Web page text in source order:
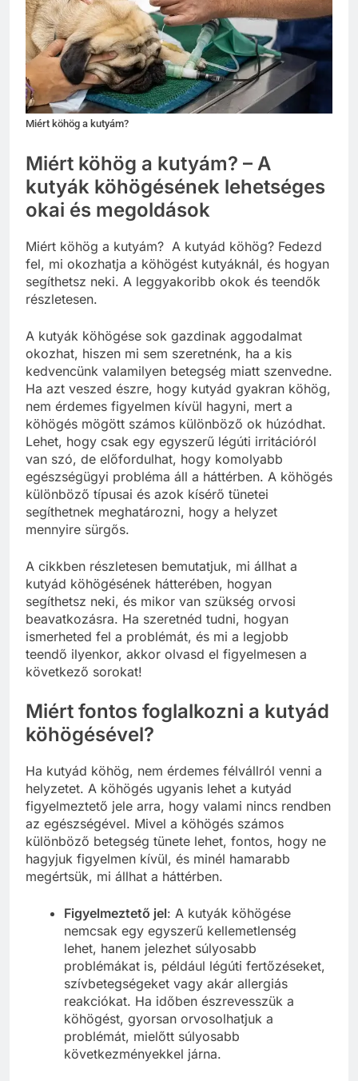
Miért köhög a kutyám?
Miért köhög a kutyám? – A
kutyák köhögésének lehetséges
okai és megoldások
Miért köhög a kutyám? A kutyád köhög? Fedezd
fel, mi okozhatja a köhögést kutyáknál, és hogyan
segíthetsz neki. A leggyakoribb okok és teendők
részletesen.
A kutyák köhögése sok gazdinak aggodalmat
okozhat, hiszen mi sem szeretnénk, ha a kis
kedvencünk valamilyen betegség miatt szenvedne.
Ha azt veszed észre, hogy kutyád gyakran köhög,
nem érdemes figyelmen kívül hagyni, mert a
köhögés mögött számos különböző ok húzódhat.
Lehet, hogy csak egy egyszerű légúti irritációról
van szó, de előfordulhat, hogy komolyabb
egészségügyi probléma áll a háttérben. A köhögés
különböző típusai és azok kísérő tünetei
segíthetnek meghatározni, hogy a helyzet
mennyire sürgős.
A cikkben részletesen bemutatjuk, mi állhat a
kutyád köhögésének hátterében, hogyan
segíthetsz neki, és mikor van szükség orvosi
beavatkozásra. Ha szeretnéd tudni, hogyan
ismerheted fel a problémát, és mi a legjobb
teendő ilyenkor, akkor olvasd el figyelmesen a
következő sorokat!
Miért fontos foglalkozni a kutyád
köhögésével?
Ha kutyád köhög, nem érdemes félvállról venni a
helyzetet. A köhögés ugyanis lehet a kutyád
figyelmeztető jele arra, hogy valami nincs rendben
az egészségével. Mivel a köhögés számos
különböző betegség tünete lehet, fontos, hogy ne
hagyjuk figyelmen kívül, és minél hamarabb
megértsük, mi állhat a háttérben.
Figyelmeztető jel: A kutyák köhögése
nemcsak egy egyszerű kellemetlenség
lehet, hanem jelezhet súlyosabb
problémákat is, például légúti fertőzéseket,
szívbetegségeket vagy akár allergiás
reakciókat. Ha időben észrevesszük a
köhögést, gyorsan orvosolhatjuk a
problémát, mielőtt súlyosabb
következményekkel járna.